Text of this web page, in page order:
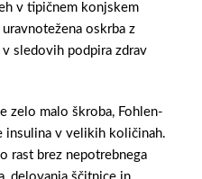
v tipičnem konjskem
oskrba z
sledovih podpira zdrav
zelo malo škroba, Fohlen-
insulina v velikih količinah.
rast brez nepotrebnega